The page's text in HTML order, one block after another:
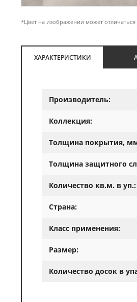
*Цвет на изображении может отличаться
ХАРАКТЕРИСТИКИ
Производитель:
Коллекция:
Толщина покрытия,
Толщина защитного
Количество кв.м. в уп.:
Страна:
Класс применения:
Размер:
Количество досок в